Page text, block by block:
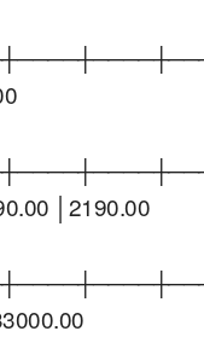
│2190.00